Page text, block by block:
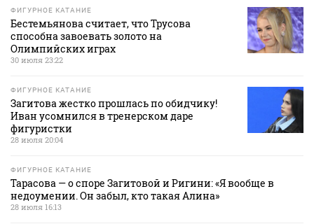
ФИГУРНОЕ КАТАНИЕ
Бестемьянова считает, что Трусова
способна завоевать золото на
Олимпийских играх
30 июля 23:22
ФИГУРНОЕ КАТАНИЕ
Загитова жестко прошлась по обидчику!
Иван усомнился в тренерском даре
фигуристки
28 июля 20:04
ФИГУРНОЕ КАТАНИЕ
Тарасова — о споре Загитовой и Ригини: «Я вообще в
недоумении. Он забыл, кто такая Алина»
28 июля 16:13